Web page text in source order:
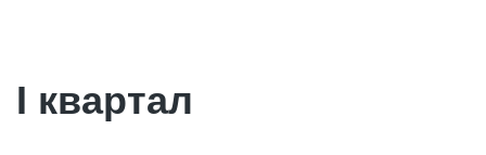
I квартал